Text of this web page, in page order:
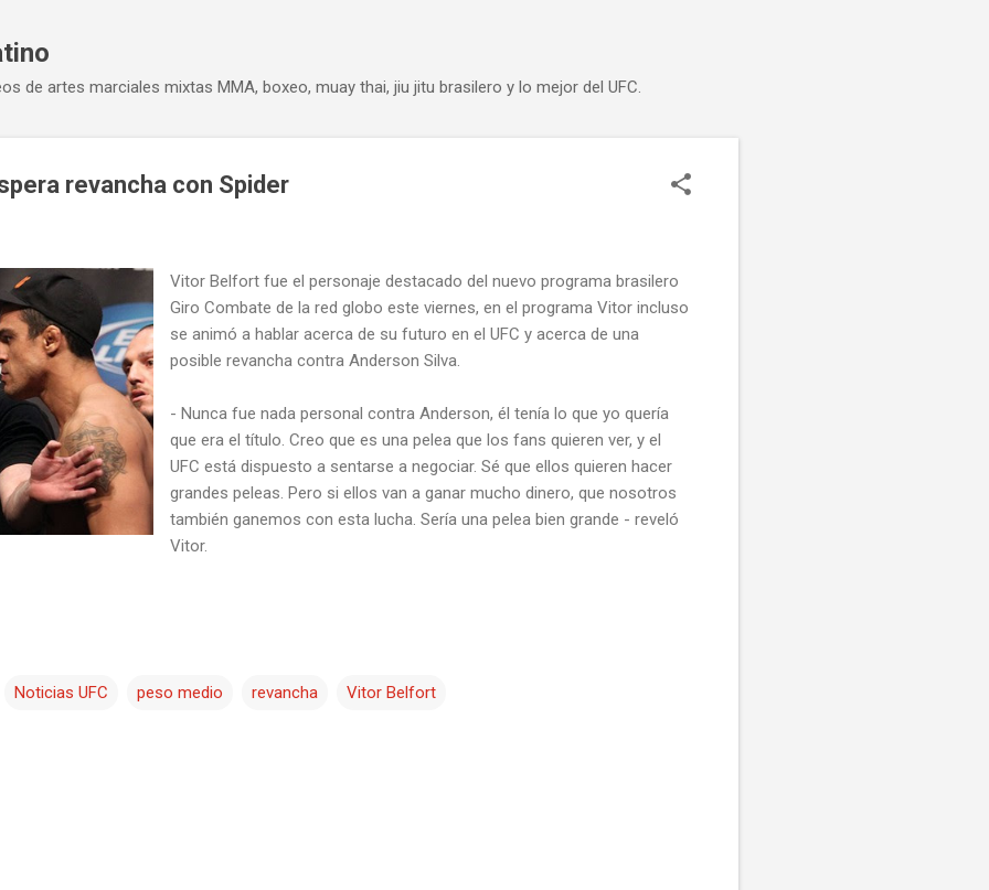
de artes marciales mixtas MMA, boxeo, muay thai, jiu jitu brasilero y lo mejor del UFC.
revancha con Spider
Vitor Belfort fue el personaje destacado del nuevo programa brasilero
Giro Combate de la red globo este viernes, en el programa Vitor incluso
se animó a hablar acerca de su futuro en el UFC y acerca de una
posible revancha contra Anderson Silva.
- Nunca fue nada personal contra Anderson, él tenía lo que yo quería
que era el título. Creo que es una pelea que los fans quieren ver, y el
UFC está dispuesto a sentarse a negociar. Sé que ellos quieren hacer
grandes peleas. Pero si ellos van a ganar mucho dinero, que nosotros
también ganemos con esta lucha. Sería una pelea bien grande - reveló
Vitor.
Noticias UFC peso medio revancha Vitor Belfort